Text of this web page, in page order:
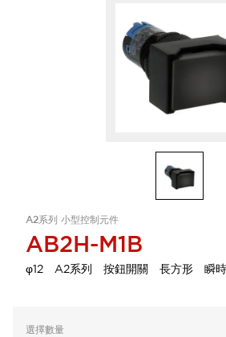
A2系列 小型控制元件
AB2H-M1B
φ12 A2系列 按鈕開關 長方形 瞬
選擇數量